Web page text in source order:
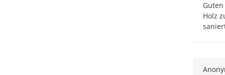
Holz